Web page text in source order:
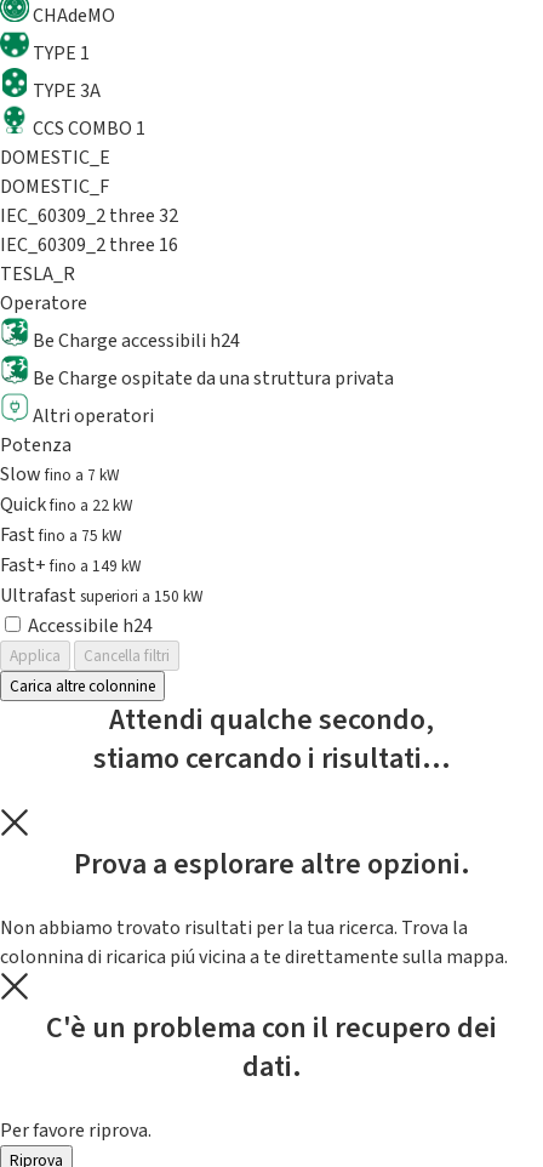
CHAdeMO
TYPE 1
TYPE 3A
CCS COMBO 1
DOMESTIC_E
DOMESTIC_F
IEC_60309_2 three 32
IEC_60309_2 three 16
TESLA_R
Operatore
Be Charge accessibili h24
Be Charge ospitate da una struttura privata
Altri operatori
Potenza
Slowfino a 7 kW
Quickfino a 22 kW
Fastfino a 75 kW
Fast+fino a 149 kW
Ultrafast superiori a 150 kW
Accessibile h24
Applica
Cancella filtri
Carica altre colonnine
Attendi qualche secondo,
stiamo cercando i risultati...
Prova a esplorare altre opzioni.
Non abbiamo trovato risultati per la tua ricerca. Trova la
colonnina di ricarica piú vicina a te direttamente sulla mappa.
C'è un problema con il recupero dei
dati.
Per favore riprova.
Riprova